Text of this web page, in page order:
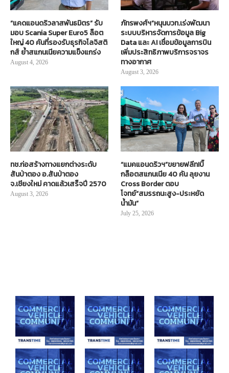
“แคดแอนดริวลาสพันธมิตร” รับ
มอบ Scania Super Euro5 ล็อต
ใหญ่ 40 คันที่รองรับธุรกิจโลจิสติ
กส์ ย้ำสแกนเนียความแข็งแกร่ง
August 4, 2026
ภัทรพงศ์ฯ”หนุนบวท.เร่งพัฒนา
ระบบบริหารจัดการข้อมูล Big
Data และ AI เชื่อมข้อมูลการบิน
เพิ่มประสิทธิภาพบริการจราจร
ทางอากาศ
August 3, 2026
ทช.ก่อสร้างทางแยกต่างระดับ
สันป่าตอง อ.สันป่าตอง
จ.เชียงใหม่ คาดแล้วเสร็จปี 2570
August 3, 2026
“แมคแอนดริวฯ”ขยายฟลีท!บิ๊
กล็อตสแกนเนีย 40 คัน ลุยงาน
Cross Border ตอบ
โจทย์“สมรรถนะสูง-ประหยัด
น้ำมัน”
July 25, 2026